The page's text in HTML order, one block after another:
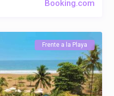
Booking.com
Frente a la Playa